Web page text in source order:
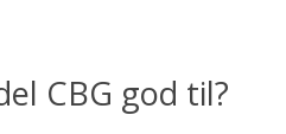
CBG god til?